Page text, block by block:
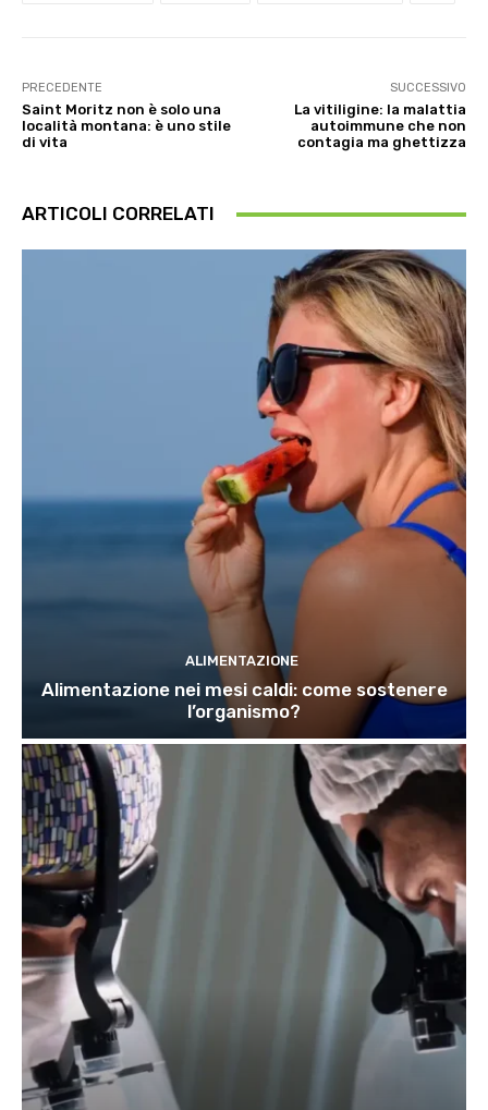
PRECEDENTE
Saint Moritz non è solo una
località montana: è uno stile
di vita
SUCCESSIVO
La vitiligine: la malattia
autoimmune che non
contagia ma ghettizza
ARTICOLI CORRELATI
ALIMENTAZIONE
Alimentazione nei mesi caldi: come sostenere
l’organismo?